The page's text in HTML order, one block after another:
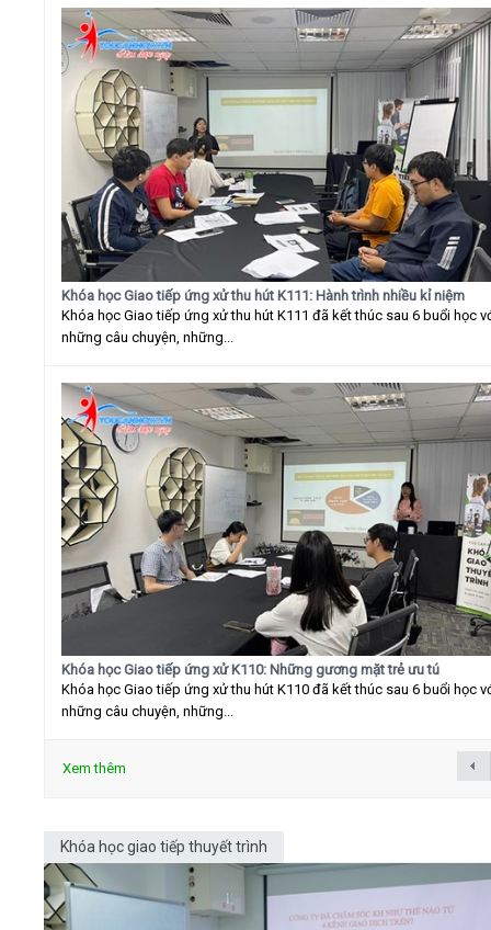
Khóa học Giao tiếp ứng xử thu hút K111: Hành trình nhiều kỉ niệm
Khóa học Giao tiếp ứng xử thu hút K111 đã kết thúc sau 6 buổi học
những câu chuyện, những...
Khóa học Giao tiếp ứng xử K110: Những gương mặt trẻ ưu tú
Khóa học Giao tiếp ứng xử thu hút K110 đã kết thúc sau 6 buổi học
những câu chuyện, những...
Xem thêm
Khóa học giao tiếp thuyết trình